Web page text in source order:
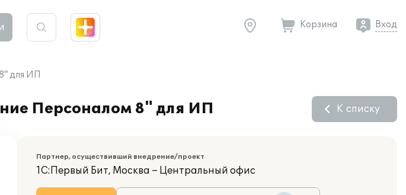
Корзина Вход
для ИП
Персоналом 8" для ИП К списку
Партнер, осуществивший внедрение/проект
1С:Первый Бит, Москва – Центральный офис